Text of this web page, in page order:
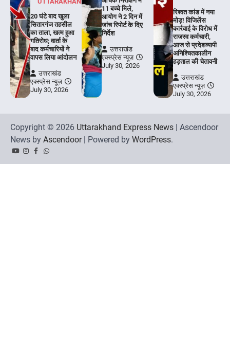
20 घंटे बाद खुला
सितारगंज तहसील
का ताला, खत्म हुआ
गतिरोध; वार्ता के
बाद कर्मचारियों ने
वापस लिया आंदोलन
उत्तराखंड
एक्स्प्रेस न्यूज़
July 30, 2026
11 बच्चे मिले,
आयोग ने 2 दिन में
जांच रिपोर्ट के दिए
निर्देश
उत्तराखंड
एक्स्प्रेस न्यूज़
July 30, 2026
रिश्वत कांड में नया
मोड़! विजिलेंस
कार्रवाई के विरोध में
राजस्व कर्मचारी,
आज से प्रदेशव्यापी
अनिश्चितकालीन
हड़ताल की चेतावनी
उत्तराखंड
एक्स्प्रेस न्यूज़
July 30, 2026
Copyright © 2026 Uttarakhand Express News | Ascendoor
News by Ascendoor| Powered by WordPress.
YouTubeInstagram
Facebook
Whatsapp